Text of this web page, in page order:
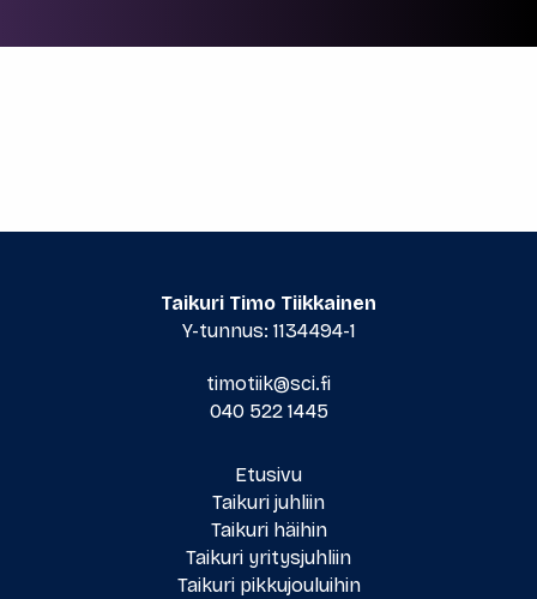
Taikuri Timo Tiikkainen
Y-tunnus: 1134494-1
timotiik@sci.fi
040 522 1445
Etusivu
Taikuri juhliin
Taikuri häihin
Taikuri yritysjuhliin
Taikuri pikkujouluihin